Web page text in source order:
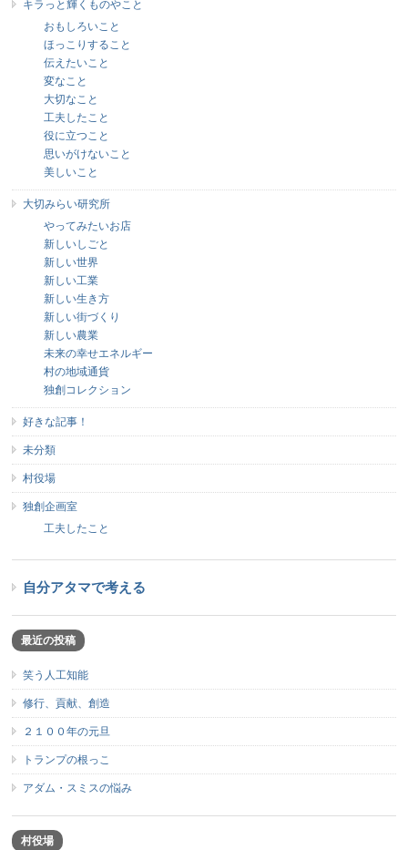
キラっと輝くものやこと
おもしろいこと
ほっこりすること
伝えたいこと
変なこと
大切なこと
工夫したこと
役に立つこと
思いがけないこと
美しいこと
大切みらい研究所
やってみたいお店
新しいしごと
新しい世界
新しい工業
新しい生き方
新しい街づくり
新しい農業
未来の幸せエネルギー
村の地域通貨
独創コレクション
好きな記事！
未分類
村役場
独創企画室
工夫したこと
自分アタマで考える
最近の投稿
笑う人工知能
修行、貢献、創造
２１００年の元旦
トランプの根っこ
アダム・スミスの悩み
村役場